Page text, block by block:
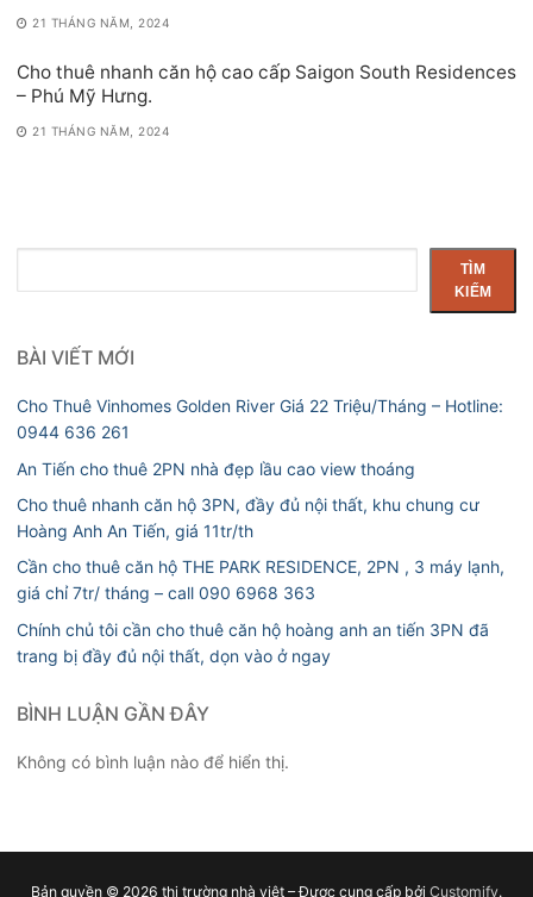
21 THÁNG NĂM, 2024
Cho thuê nhanh căn hộ cao cấp Saigon South Residences
– Phú Mỹ Hưng.
21 THÁNG NĂM, 2024
kiếm
TÌM
KIẾM
BÀI VIẾT MỚI
Cho Thuê Vinhomes Golden River Giá 22 Triệu/Tháng – Hotline:
0944 636 261
An Tiến cho thuê 2PN nhà đẹp lầu cao view thoáng
Cho thuê nhanh căn hộ 3PN, đầy đủ nội thất, khu chung cư
Hoàng Anh An Tiến, giá 11tr/th
Cần cho thuê căn hộ THE PARK RESIDENCE, 2PN , 3 máy lạnh,
giá chỉ 7tr/ tháng – call 090 6968 363
Chính chủ tôi cần cho thuê căn hộ hoàng anh an tiến 3PN đã
trang bị đầy đủ nội thất, dọn vào ở ngay
BÌNH LUẬN GẦN ĐÂY
Không có bình luận nào để hiển thị.
Bản quyền © 2026 thị trường nhà việt – Được cung cấp bởi Customify.